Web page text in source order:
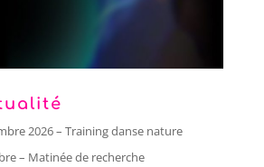
2026 – Training danse nature
– Matinée de recherche